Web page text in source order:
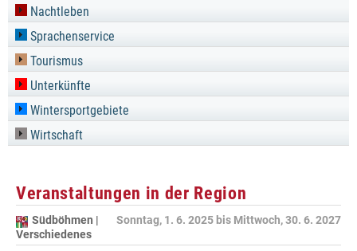
Nachtleben
Sprachenservice
Tourismus
Unterkünfte
Wintersportgebiete
Wirtschaft
Veranstaltungen in der Region
Sonntag, 1. 6. 2025 bis Mittwoch, 30. 6. 2027
Südböhmen |
Verschiedenes